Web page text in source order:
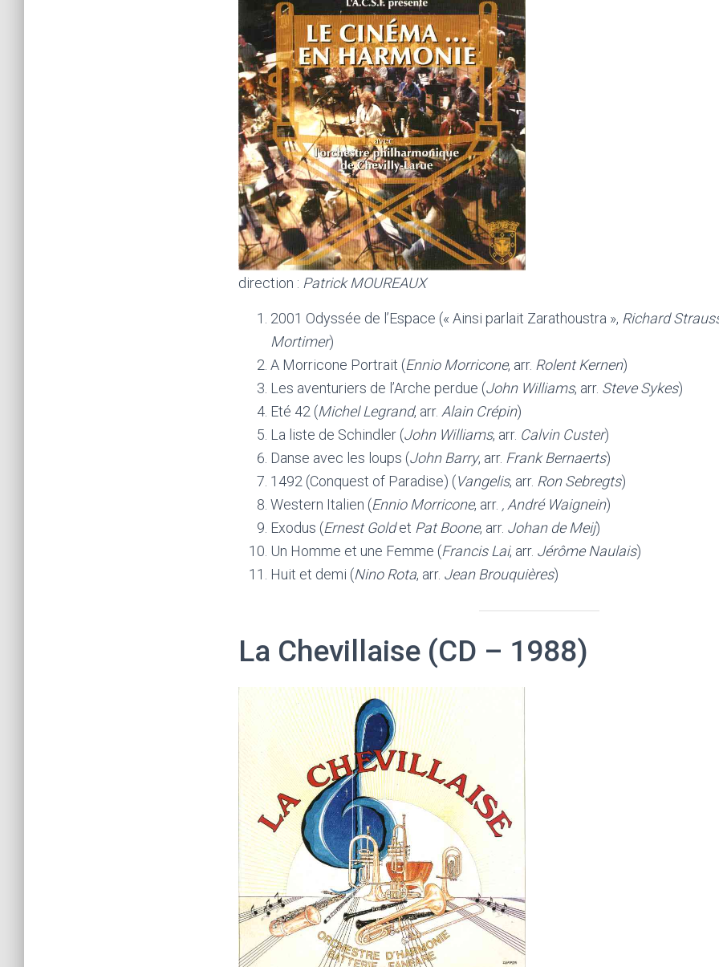
direction : Patrick MOUREAUX
2001 Odyssée de l’Espace (« Ainsi parlait Zarathoustra », Richard
Mortimer)
A Morricone Portrait (Ennio Morricone, arr. Rolent Kernen)
Les aventuriers de l’Arche perdue (John Williams, arr. Steve Sykes)
Eté 42 (Michel Legrand, arr. Alain Crépin)
La liste de Schindler (John Williams, arr. Calvin Custer)
Danse avec les loups (John Barry, arr. Frank Bernaerts)
1492 (Conquest of Paradise) (Vangelis, arr. Ron Sebregts)
Western Italien (Ennio Morricone, arr. , André Waignein)
Exodus (Ernest Goldet Pat Boone, arr. Johan de Meij)
Un Homme et une Femme (Francis Lai, arr. Jérôme Naulais)
Huit et demi (Nino Rota, arr. Jean Brouquières)
La Chevillaise (CD – 1988)